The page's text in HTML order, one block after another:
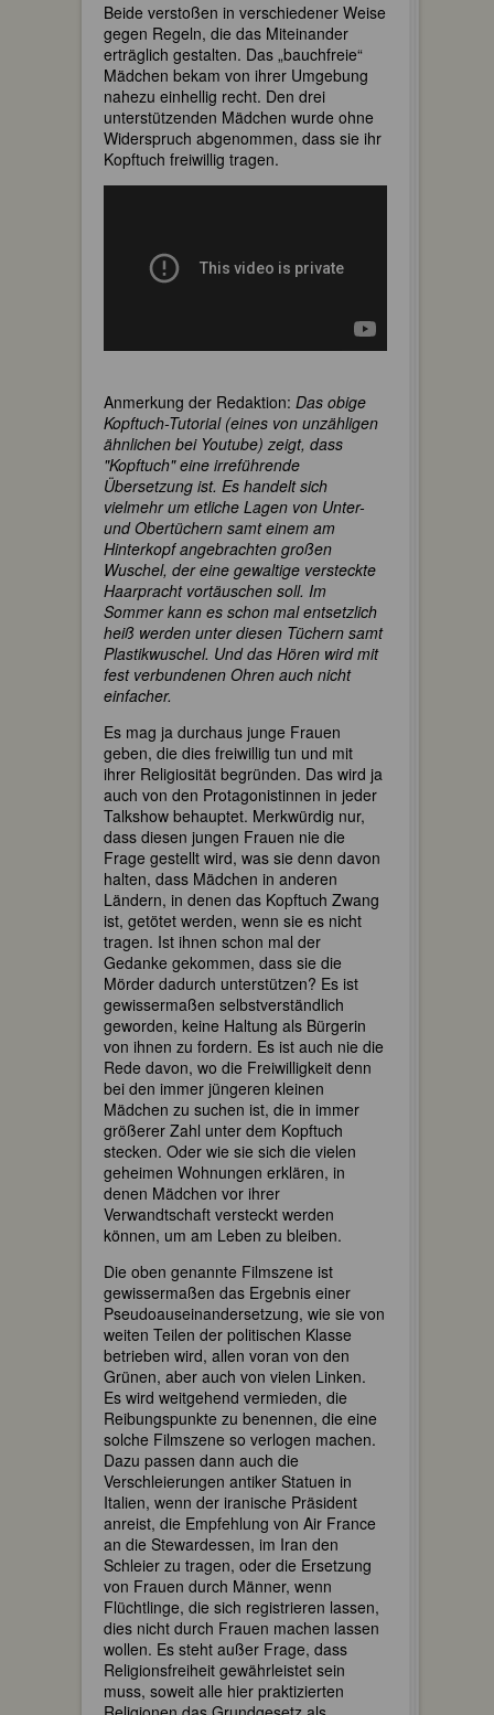
Beide verstoßen in verschiedener Weise
gegen Regeln, die das Miteinander
erträglich gestalten. Das „bauchfreie“
Mädchen bekam von ihrer Umgebung
nahezu einhellig recht. Den drei
unterstützenden Mädchen wurde ohne
Widerspruch abgenommen, dass sie ihr
Kopftuch freiwillig tragen.
Anmerkung der Redaktion: Das obige
Kopftuch-Tutorial (eines von unzähligen
ähnlichen bei Youtube) zeigt, dass
"Kopftuch" eine irreführende
Übersetzung ist. Es handelt sich
vielmehr um etliche Lagen von Unter-
und Obertüchern samt einem am
Hinterkopf angebrachten großen
Wuschel, der eine gewaltige versteckte
Haarpracht vortäuschen soll. Im
Sommer kann es schon mal entsetzlich
heiß werden unter diesen Tüchern samt
Plastikwuschel. Und das Hören wird mit
fest verbundenen Ohren auch nicht
einfacher.
Es mag ja durchaus junge Frauen
geben, die dies freiwillig tun und mit
ihrer Religiosität begründen. Das wird ja
auch von den Protagonistinnen in jeder
Talkshow behauptet. Merkwürdig nur,
dass diesen jungen Frauen nie die
Frage gestellt wird, was sie denn davon
halten, dass Mädchen in anderen
Ländern, in denen das Kopftuch Zwang
ist, getötet werden, wenn sie es nicht
tragen. Ist ihnen schon mal der
Gedanke gekommen, dass sie die
Mörder dadurch unterstützen? Es ist
gewissermaßen selbstverständlich
geworden, keine Haltung als Bürgerin
von ihnen zu fordern. Es ist auch nie die
Rede davon, wo die Freiwilligkeit denn
bei den immer jüngeren kleinen
Mädchen zu suchen ist, die in immer
größerer Zahl unter dem Kopftuch
stecken. Oder wie sie sich die vielen
geheimen Wohnungen erklären, in
denen Mädchen vor ihrer
Verwandtschaft versteckt werden
können, um am Leben zu bleiben.
Die oben genannte Filmszene ist
gewissermaßen das Ergebnis einer
Pseudoauseinandersetzung, wie sie von
weiten Teilen der politischen Klasse
betrieben wird, allen voran von den
Grünen, aber auch von vielen Linken.
Es wird weitgehend vermieden, die
Reibungspunkte zu benennen, die eine
solche Filmszene so verlogen machen.
Dazu passen dann auch die
Verschleierungen antiker Statuen in
Italien, wenn der iranische Präsident
anreist, die Empfehlung von Air France
an die Stewardessen, im Iran den
Schleier zu tragen, oder die Ersetzung
von Frauen durch Männer, wenn
Flüchtlinge, die sich registrieren lassen,
dies nicht durch Frauen machen lassen
wollen. Es steht außer Frage, dass
Religionsfreiheit gewährleistet sein
muss, soweit alle hier praktizierten